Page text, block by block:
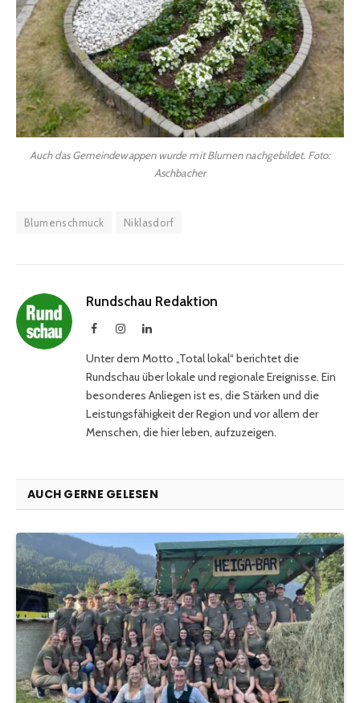
Auch das Gemeindewappen wurde mit Blumen nachgebildet. Foto:
Aschbacher
Blumenschmuck Niklasdorf
Rundschau Redaktion
FacebookInstagramLinkedIn
Unter dem Motto „Total lokal“ berichtet die
Rundschau über lokale und regionale Ereignisse. Ein
besonderes Anliegen ist es, die Stärken und die
Leistungsfähigkeit der Region und vor allem der
Menschen, die hier leben, aufzuzeigen.
AUCH GERNE GELESEN